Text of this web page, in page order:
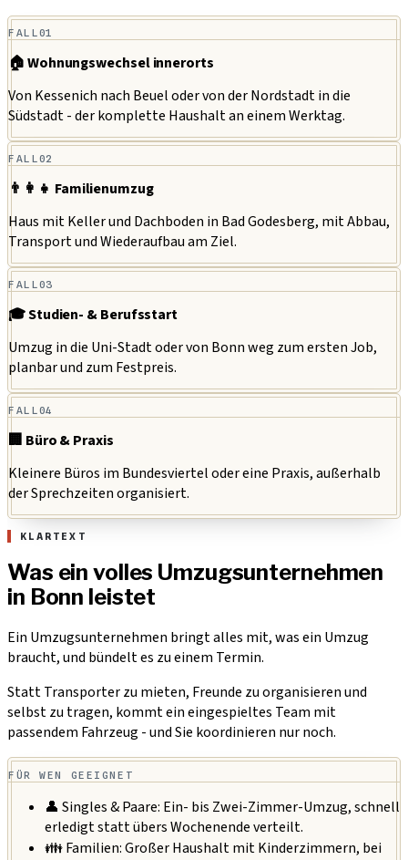
FALL01
🏠 Wohnungswechsel innerorts
Von Kessenich nach Beuel oder von der Nordstadt in die
Südstadt - der komplette Haushalt an einem Werktag.
FALL02
👨‍👩‍👧 Familienumzug
Haus mit Keller und Dachboden in Bad Godesberg, mit Abbau,
Transport und Wiederaufbau am Ziel.
FALL03
🎓 Studien- & Berufsstart
Umzug in die Uni-Stadt oder von Bonn weg zum ersten Job,
planbar und zum Festpreis.
FALL04
🏢 Büro & Praxis
Kleinere Büros im Bundesviertel oder eine Praxis, außerhalb
der Sprechzeiten organisiert.
KLARTEXT
Was ein volles Umzugsunternehmen
in Bonn leistet
Ein Umzugsunternehmen bringt alles mit, was ein Umzug
braucht, und bündelt es zu einem Termin.
Statt Transporter zu mieten, Freunde zu organisieren und
selbst zu tragen, kommt ein eingespieltes Team mit
passendem Fahrzeug - und Sie koordinieren nur noch.
FÜR WEN GEEIGNET
👤 Singles & Paare: Ein- bis Zwei-Zimmer-Umzug, schnell
erledigt statt übers Wochenende verteilt.
👪 Familien:Großer Haushalt mit Kinderzimmern, bei